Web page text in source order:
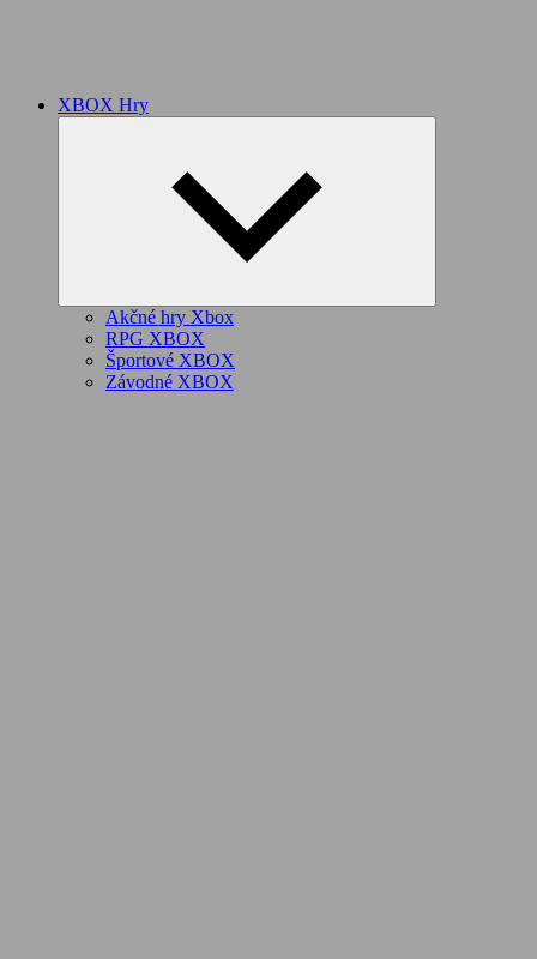
XBOX Hry
Akčné hry Xbox
RPG XBOX
Športové XBOX
Závodné XBOX